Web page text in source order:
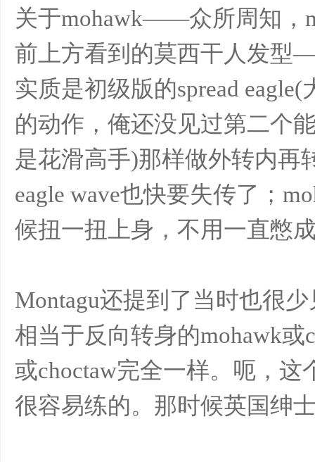
关于mohawk——众所周知，
前上方看到的莫西干人发型
实质是初级版的spread
的动作，俺还没见过第二个
是花滑高手)那样做外转内再
eagle wave也快要失传了；
候扭一扭上身，不用一直憋
Montagu还提到了当时也很少
相当于反向转身的mohawk或
或choctaw完全一样。呃，
很容易练的。那时候英国绅